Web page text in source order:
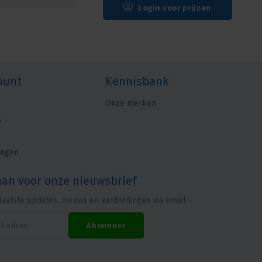
Login voor prijzen
Kennisbank
Onze merken
voor onze nieuwsbrief
updates, nieuws en aanbiedingen via email
Abonneer